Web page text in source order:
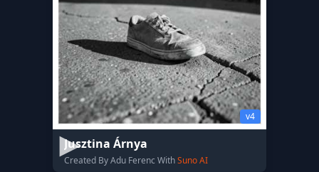
v4
Jusztina Árnya
Created By Adu Ferenc WithSuno AI